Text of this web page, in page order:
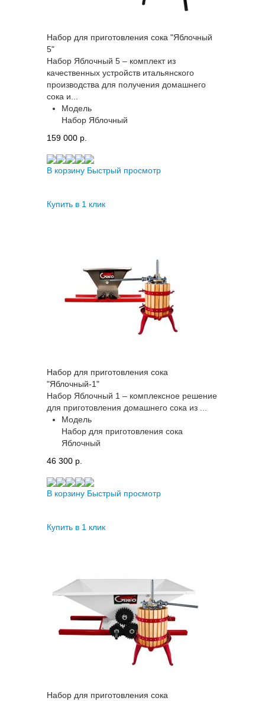
Набор для приготовления сока "Яблочный
5"
Набор Яблочный 5 – комплект из
качественных устройств итальянского
производства для получения домашнего
сока и...
Модель
Набор Яблочный
159 000 p.
В корзину Быстрый просмотр
Купить в 1 клик
Набор для приготовления сока
"Яблочный-1"
Набор Яблочный 1 – комплексное решение
для приготовления домашнего сока из ...
Модель
Набор для приготовления сока
Яблочный
46 300 p.
В корзину Быстрый просмотр
Купить в 1 клик
Набор для приготовления сока